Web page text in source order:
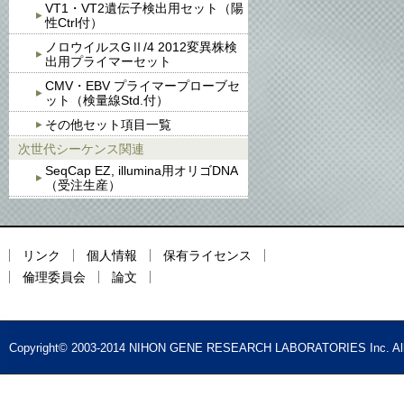
VT1・VT2遺伝子検出用セット（陽
性Ctrl付）
ノロウイルスGⅡ/4 2012変異株検
出用プライマーセット
CMV・EBV プライマープローブセ
ット（検量線Std.付）
その他セット項目一覧
次世代シーケンス関連
SeqCap EZ, illumina用オリゴDNA
（受注生産）
リンク 個人情報
保有ライセンス
倫理委員会
論文
Copyright© 2003-2014 NIHON GENE RESEARCH LABORATORIES Inc.